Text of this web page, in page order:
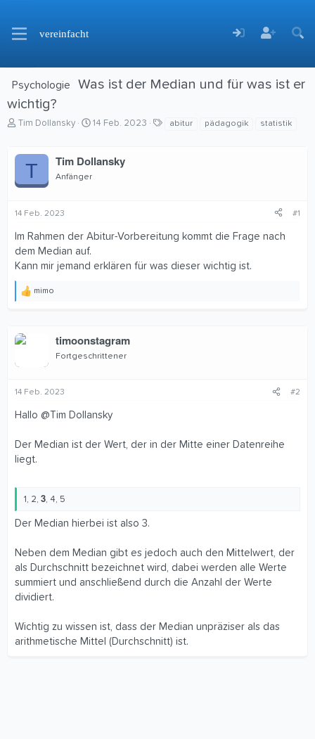
vereinfacht
Psychologie
Was ist der Median und für was ist er
wichtig?
E
l
e
Tim Dollansky
E
t
m
14 Feb. 2023
t
abitur pädagogik statistik
T Tim Dollansky
Anfänger
14 Feb. 2023 #1
Im Rahmen der Abitur-Vorbereitung kommt die Frage nach
dem Median auf.
Kann mir jemand erklären für was dieser wichtig ist.
R
t
n
mimo
timoonstagram
Fortgeschrittener
14 Feb. 2023 #2
Hallo @Tim Dollansky
Der Median ist der Wert, der in der Mitte einer Datenreihe
liegt.
1, 2, 3 , 4, 5
Der Median hierbei ist also 3.
Neben dem Median gibt es jedoch auch den Mittelwert, der
als Durchschnitt bezeichnet wird, dabei werden alle Werte
summiert und anschließend durch die Anzahl der Werte
dividiert.
Wichtig zu wissen ist, dass der Median unpräziser als das
arithmetische Mittel (Durchschnitt) ist.